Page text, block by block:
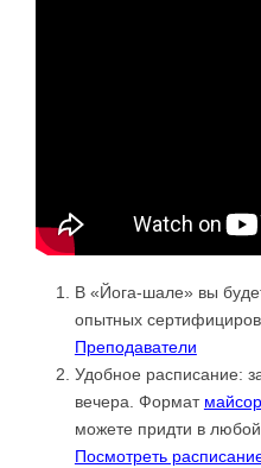
В «Йога-шале» вы
опытных
Преподаватели
Удобное расписание:
вечера. Формат
можете придти в
Посмотреть